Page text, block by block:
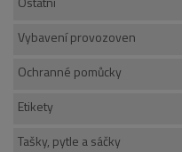
Vybavení provozoven
Ochranné pomůcky
Etikety
Tašky, pytle a sáčky